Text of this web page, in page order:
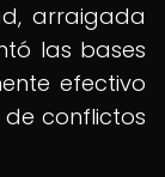
arraigada
las bases
efectivo
conflictos